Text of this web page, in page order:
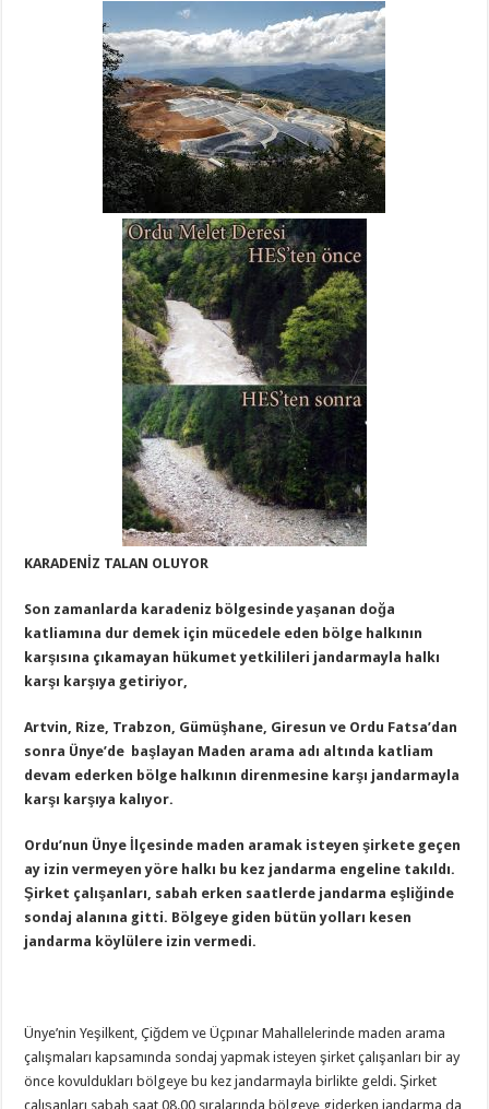
KARADENİZ TALAN OLUYOR
Son zamanlarda karadeniz bölgesinde yaşanan doğa
katliamına dur demek için mücedele eden bölge halkının
karşısına çıkamayan hükumet yetkilileri jandarmayla halkı
karşı karşıya getiriyor,
Artvin, Rize, Trabzon, Gümüşhane, Giresun ve Ordu Fatsa’dan
sonra Ünye’de başlayan Maden arama adı altında katliam
devam ederken bölge halkının direnmesine karşı jandarmayla
karşı karşıya kalıyor.
Ordu’nun Ünye İlçesinde maden aramak isteyen şirkete geçen
ay izin vermeyen yöre halkı bu kez jandarma engeline takıldı.
Şirket çalışanları, sabah erken saatlerde jandarma eşliğinde
sondaj alanına gitti. Bölgeye giden bütün yolları kesen
jandarma köylülere izin vermedi.
Ünye’nin Yeşilkent, Çiğdem ve Üçpınar Mahallelerinde maden arama
çalışmaları kapsamında sondaj yapmak isteyen şirket çalışanları bir ay
önce kovuldukları bölgeye bu kez jandarmayla birlikte geldi. Şirket
çalışanları sabah saat 08.00 sıralarında bölgeye giderken jandarma da